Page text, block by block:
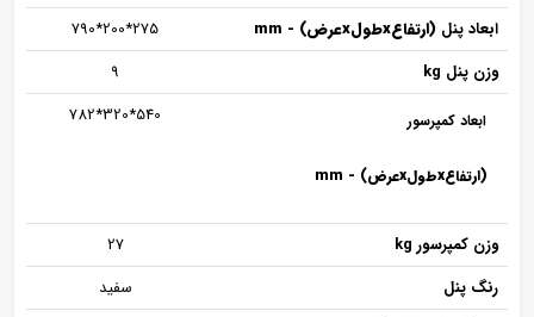
ابعاد پنل (ارتفاعxطولxعرض) - mm
275*200*790
وزن پنل kg
9
ابعاد کمپرسور
(ارتفاعxطولxعرض) - mm
540*320*782
وزن کمپرسور kg
27
رنگ پنل
سفید